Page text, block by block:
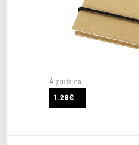
À partir de
1.28€